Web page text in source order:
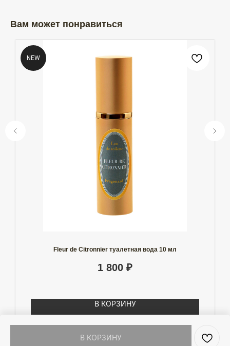
В КОРЗИНУ
Вам может понравиться
NEW
Fleur de Citronnier туалетная вода 10 мл
1 800 ₽
В КОРЗИНУ